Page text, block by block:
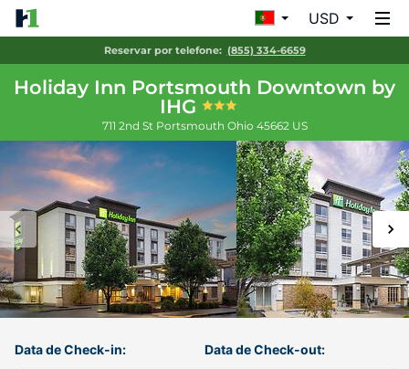
USD
Reservar por telefone: (855) 334-6659
Holiday Inn Portsmouth Downtown by
IHG
711 2nd St Portsmouth Ohio 45662 US
Data de Check-in: Data de Check-out: